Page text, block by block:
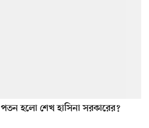
হলো শেখ হাসিনা সরকারের?